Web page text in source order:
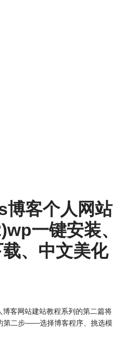
客个人网站
一键安装、
、中文美化
客网站建站教程系列的第二篇将
第二步——选择博客程序、挑选模